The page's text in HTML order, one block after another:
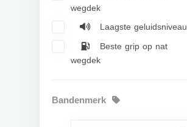
wegdek
Laagste geluidsniveau
Beste grip op nat
wegdek
Bandenmerk